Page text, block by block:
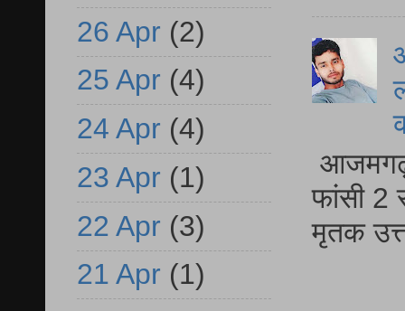
आजमगढ़
फांसी 2
मृतक
26 Apr (2)
25 Apr (4)
24 Apr (4)
23 Apr (1)
22 Apr (3)
21 Apr (1)